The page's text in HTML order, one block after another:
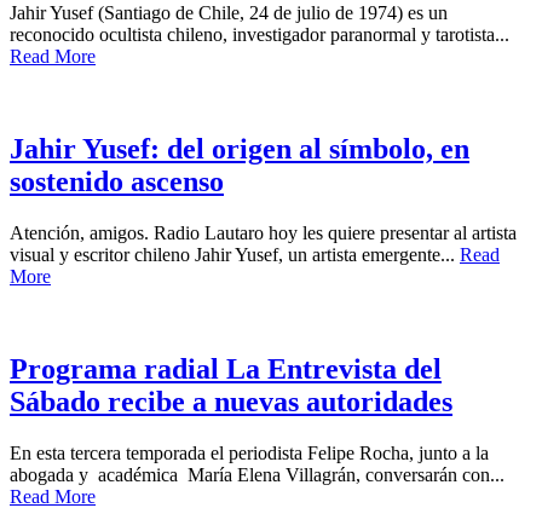
Jahir Yusef (Santiago de Chile, 24 de julio de 1974) es un
reconocido ocultista chileno, investigador paranormal y tarotista...
Read More
Jahir Yusef: del origen al símbolo, en
sostenido ascenso
Atención, amigos. Radio Lautaro hoy les quiere presentar al artista
visual y escritor chileno Jahir Yusef, un artista emergente... Read
More
Programa radial La Entrevista del
Sábado recibe a nuevas autoridades
En esta tercera temporada el periodista Felipe Rocha, junto a la
abogada y académica María Elena Villagrán, conversarán con...
Read More